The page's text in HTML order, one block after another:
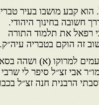
קבע מושבו בעיר
חשובה בחינוך היהודי.
רפאל את תלמוד התורה
זה הוקם בטבריה עיה״ק.
למרוקו (א) ושהה
אבי זצ״ל סיפר לי שרבי
הרבנית חנה זצ״ל